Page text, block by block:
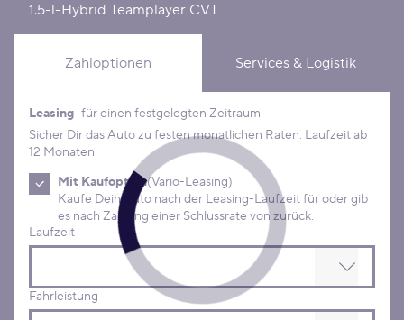
1.5-l-Hybrid Teamplayer CVT
Zahloptionen Services & Logistik
Leasing Konditionen
Leasing für einen festgelegten Zeitraum
Sicher Dir das Auto zu festen monatlichen Raten. Laufzeit ab
12 Monaten.
Mit Kaufoption(Vario-Leasing)
Kaufe Dein Auto nach der Leasing-Laufzeit für oder gib
es nach Zahlung einer Schlussrate von zurück.
Laufzeit
Fahrleistung